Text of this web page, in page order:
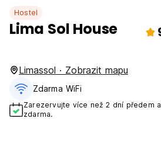
Hostel
Lima Sol House
Limassol · Zobrazit mapu
Zdarma WiFi
Zarezervujte více než 2 dní předem
zdarma.